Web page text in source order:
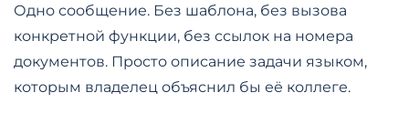
Одно сообщение. Без шаблона, без вызова
конкретной функции, без ссылок на номера
документов. Просто описание задачи языком,
которым владелец объяснил бы её коллеге.